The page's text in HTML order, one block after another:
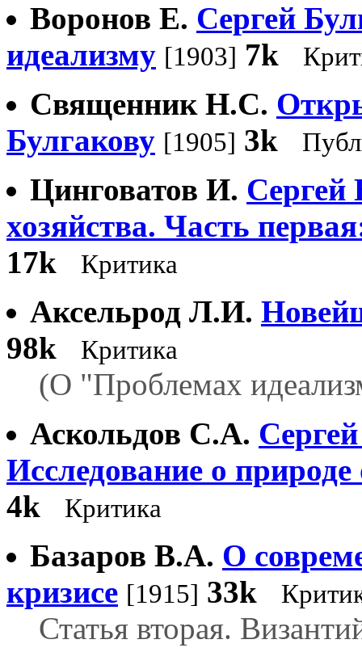
Воронов Е. Сергей
идеализму [1903] 7k
Священник H.С.
Булгакову [1905] 3k
Цинговатов И. Сергей
хозяйства. Часть
17k
Критика
Аксельрод Л.И.
98k
Критика
(О "Проблемах
Аскольдов С.А.
Исследование о
4k
Критика
Базаров В.А. О
кризисе [1915] 33k
Статья вторая.